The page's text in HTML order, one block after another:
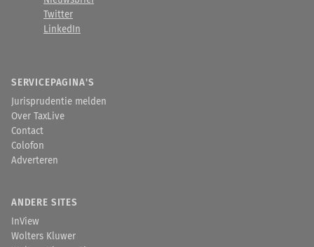
Twitter
LinkedIn
SERVICEPAGINA'S
Jurisprudentie melden
Over TaxLive
Contact
Colofon
Adverteren
ANDERE SITES
InView
Wolters Kluwer